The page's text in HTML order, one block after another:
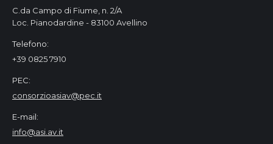
C.da Campo di Fiume, n. 2/A
Loc. Pianodardine - 83100 Avellino
Telefono:
+39 0825 7910
PEC:
consorzioasiav@pec.it
E-mail:
info@asi.av.it